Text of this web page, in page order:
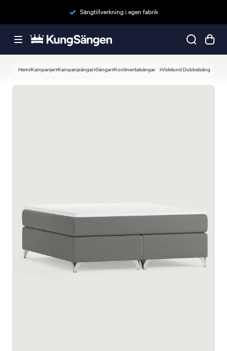
Sängtillverkning i egen fabrik
Hem Kampanjer Kampanjsängar Sängar Kontinentalsängar Videlund Dubbelsäng